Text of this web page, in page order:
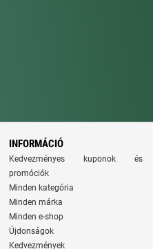
INFORMÁCIÓ
Kedvezményes kuponok és
promóciók
Minden kategória
Minden márka
Minden e-shop
Újdonságok
Kedvezmények